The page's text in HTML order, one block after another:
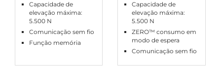
Capacidade de
elevação máxima:
5.500 N
Comunicação sem fio
Função memória
Capacidade de
elevação máxima:
5.500 N
ZERO™ consumo em
modo de espera
Comunicação sem fio